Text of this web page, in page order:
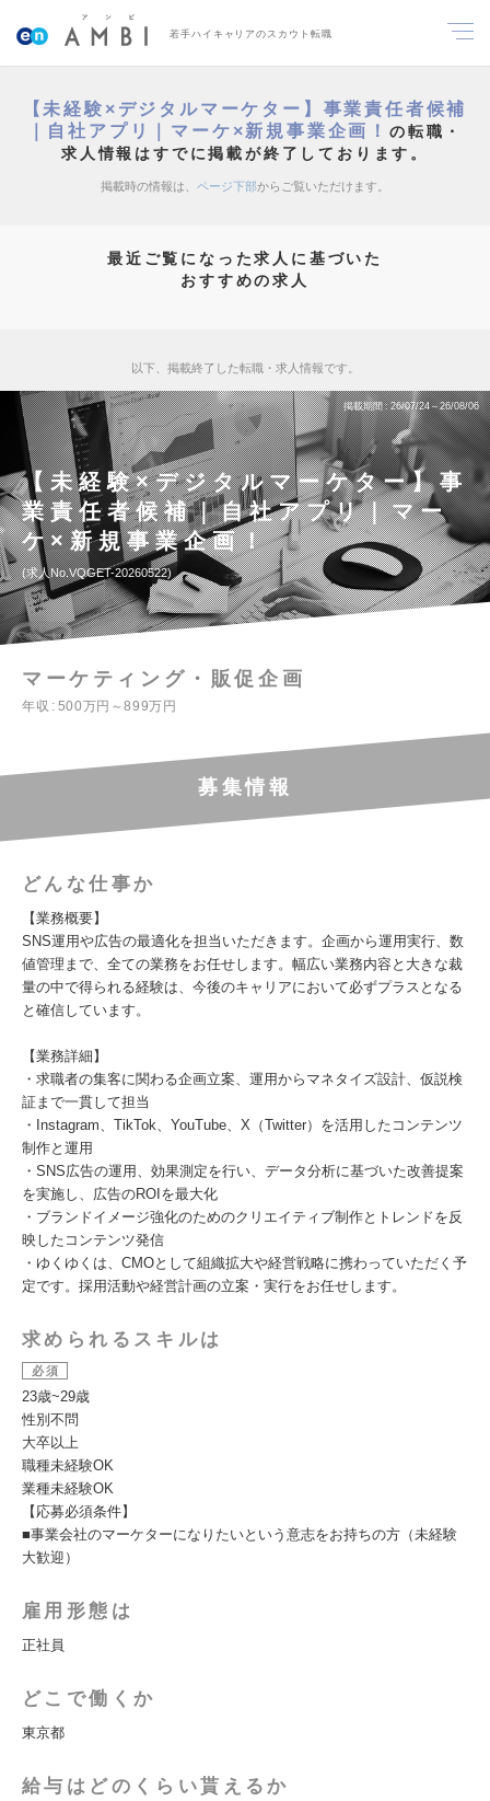
若手ハイキャリアのスカウト転職
【未経験×デジタルマーケター】事業責任者候補
｜自社アプリ｜マーケ×新規事業企画！の転職・
求人情報はすでに掲載が終了しております。
掲載時の情報は、 ページ下部からご覧いただけます。
最近ご覧になった求人に基づいた
おすすめの求人
以下、掲載終了した転職・求人情報です。
掲載期間 26/07/24～26/08/06
【未経験×デジタルマーケター】事
業責任者候補｜自社アプリ｜マー
ケ×新規事業企画！
求人No.VQGET-20260522
マーケティング・販促企画
年収 500万円～899万円
募集情報
どんな仕事か
【業務概要】
SNS運用や広告の最適化を担当いただきます。企画から運用実行、数
値管理まで、全ての業務をお任せします。幅広い業務内容と大きな裁
量の中で得られる経験は、今後のキャリアにおいて必ずプラスとなる
と確信しています。
【業務詳細】
・求職者の集客に関わる企画立案、運用からマネタイズ設計、仮説検
証まで一貫して担当
・Instagram、TikTok、YouTube、X（Twitter）を活用したコンテンツ
制作と運用
・SNS広告の運用、効果測定を行い、データ分析に基づいた改善提案
を実施し、広告のROIを最大化
・ブランドイメージ強化のためのクリエイティブ制作とトレンドを反
映したコンテンツ発信
・ゆくゆくは、CMOとして組織拡大や経営戦略に携わっていただく予
定です。採用活動や経営計画の立案・実行をお任せします。
求められるスキルは
必須
23歳~29歳
性別不問
大卒以上
職種未経験OK
業種未経験OK
【応募必須条件】
■事業会社のマーケターになりたいという意志をお持ちの方（未経験
大歓迎）
雇用形態は
正社員
どこで働くか
東京都
給与はどのくらい貰えるか